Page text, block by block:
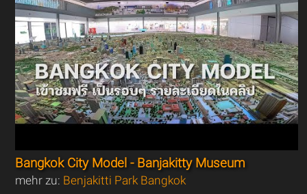
Bangkok City Model - Banjakitty Museum
mehr zu: Benjakitti Park Bangkok